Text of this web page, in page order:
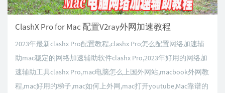
ClashX Pro for Mac 配置V2ray外网加速教程
2023年最新clashx Pro配置教程,clashx Pro怎么配置网络加速辅
助mac稳定的网络加速辅助软件clashx Pro,2023年好用的网络加
速辅助工具clashx Pro,mac电脑怎么上国外网站,macbook外网教
程,mac好用的梯子,mac如何上外网,mac打开youtube,Mac靠谱的